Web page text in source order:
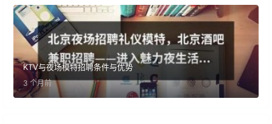
KTV与夜场模特招聘条件与优势
3 个月前